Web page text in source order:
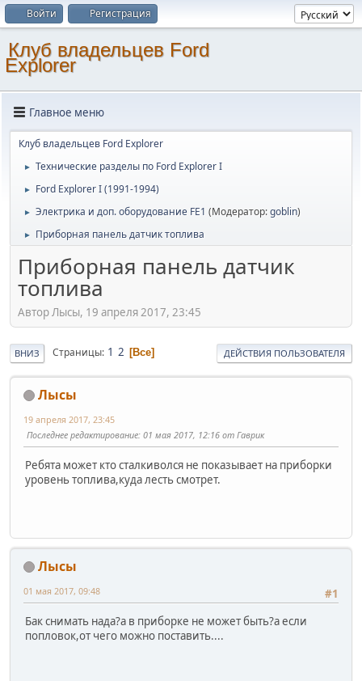
Войти Регистрация
Клуб владельцев Ford
Explorer
Главное меню
Клуб владельцев Ford Explorer
► Технические разделы по Ford Explorer I
► Ford Explorer I (1991-1994)
► Электрика и доп. оборудование FE1 (Модератор:goblin)
► Приборная панель датчик топлива
Приборная панель датчик
топлива
Автор Лысы, 19 апреля 2017, 23:45
ВНИЗ Страницы 1 2 Все ДЕЙСТВИЯ ПОЛЬЗОВАТЕЛЯ
Лысы
19 апреля 2017, 23:45
Последнее редактирование: 01 мая 2017, 12:16 от Гаврик
Ребята может кто сталкиволся не показывает на приборки
уровень топлива,куда лесть смотрет.
Лысы
#1
01 мая 2017, 09:48
Бак снимать нада?а в приборке не может быть?а если
попловок,от чего можно поставить....